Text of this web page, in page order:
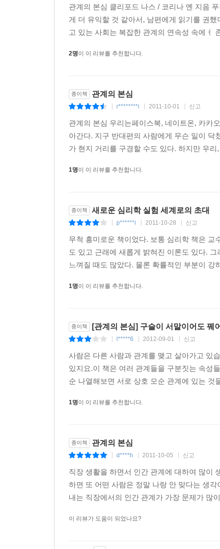
팀워크 강화 훈련 같은 수단을 동원한다. 그러나
저자는 팀워크 강화 훈련에서 하는 활동들을
무엇일까? 저자는 팀을 지탱하는 가장 큰 힘
저자는 간단한 방법으로 동질감과 팀워크를
것을 팀명으로 삼는 것이 좋다고 한다.
상호의존감은 공동의 목표를 두고 모두가 노력
목표가 같을 필요는 없다. 누구는 보너스를 타는
수 있는 상황이 조성되면 상호의존감이 생겨난다
_타인의 감정에 대처하는 일곱 가지 방법
저자의 실험 결과에 따르면 우울한 사람 곁에는
하는 것은 별 도움이 안 되며, ‘긍정의 힘’이 만병
(컴퓨터)와 함께 있을 때 훨씬 더 안정적으로 주
상당한 인지적 노력이 필요하기 때문이다. 더욱
태도를 보인다고 생각하기 때문에 인간은 자신과
뇌는 믿고 싶다
‘전문가 TV’의 프로그램이 더 재미있고 정보
‘전문가’ 같은 호칭을 신뢰한다고 한다. 상대
때문이다. 확률적으로 생각해봐도, 스스로 판단
이런 전문가라는 호칭이나 권위를 적절하게 이용
그런데 전문성이라는 요소보다 더 설득력과 밀
높이는 방법을 실험으로 검증해보았다. 우리의
관계의 본심 클리포드 나스 / 코리나 옌 지음
게 더 유익할 것 같아서, 남편에게 읽기를 권
고 있는 사회는 복잡한 관계의 연속성 속에ㅓ
2명이 이 리뷰를 추천합니다.
종이책 관계의 본심
r********i 2011-10-01 신고
관계의 본심 우리는페이스북, 네이트온, 카카
아간다. 지구 반대편의 사람에게 무슨 일이
가 현지 거리를 구경할 수도 있다. 하지만 우
1명이 이 리뷰를 추천합니다.
종이책 새로운 심리학 실험 세계로의 초대
p******i 2011-10-28 신고
무척 흥미로운 책이었다. 보통 심리학 책은
도 있고 근래에 새롭게 밝혀진 이론도 있다.
느껴질 때도 많았다. 물론 확률적인 부분이
1명이 이 리뷰를 추천합니다.
종이책 [관계의 본심] 구슬이 서말이어도 꿰
l*****6 2012-09-01 신고
사람은 다른 사람과 관계를 맺고 살아가고 있
있지요.이 책은 여러 관계들을 구분짓는 속성
순 나열해보면 서로 상호 모순 관계에 있는
1명이 이 리뷰를 추천합니다.
종이책 관계의 본심
d****h 2011-10-05 신고
직장 생활을 하면서 인간 관계에 대하여 많이
하면 또 어떤 사람은 정말 나랑 안 맞다는 생
내는 직장에서의 인간 관계가 가장 문제가 많
이 리뷰가 도움이 되었나요?